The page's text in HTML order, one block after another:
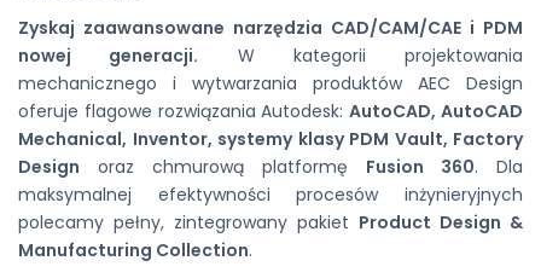
Zyskaj zaawansowane narzędzia CAD/CAM/CAE i PDM
nowej generacji. W kategorii projektowania
mechanicznego i wytwarzania produktów AEC Design
oferuje flagowe rozwiązania Autodesk:AutoCAD, AutoCAD
Mechanical, Inventor, systemy klasy PDM Vault, Factory
Design oraz chmurową platformę Fusion 360. Dla
maksymalnej efektywności procesów inżynieryjnych
polecamy pełny, zintegrowany pakiet Product Design &
Manufacturing Collection.